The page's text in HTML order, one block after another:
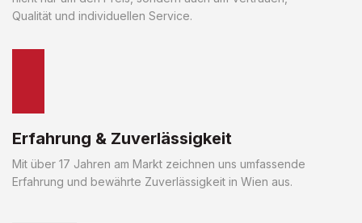
Qualität und individuellen Service.
Erfahrung & Zuverlässigkeit
Mit über 17 Jahren am Markt zeichnen uns umfassende
Erfahrung und bewährte Zuverlässigkeit in Wien aus.